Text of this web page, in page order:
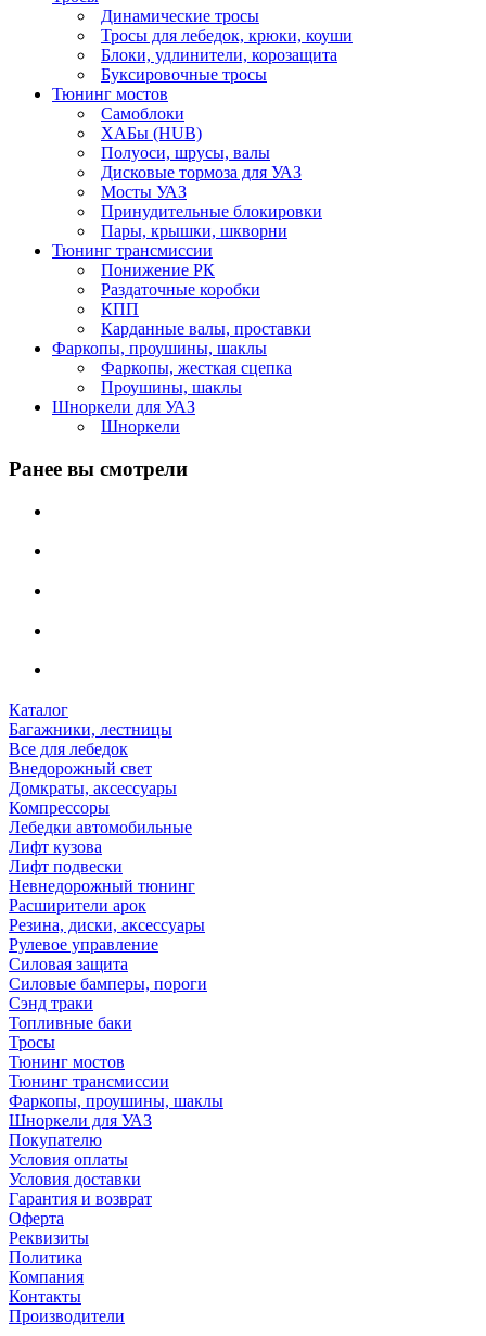
Динамические тросы
Тросы для лебедок, крюки, коуши
Блоки, удлинители, корозащита
Буксировочные тросы
Тюнинг мостов
Самоблоки
ХАБы (HUB)
Полуоси, шрусы, валы
Дисковые тормоза для УАЗ
Мосты УАЗ
Принудительные блокировки
Пары, крышки, шкворни
Тюнинг трансмиссии
Понижение РК
Раздаточные коробки
КПП
Карданные валы, проставки
Фаркопы, проушины, шаклы
Фаркопы, жесткая сцепка
Проушины, шаклы
Шноркели для УАЗ
Шноркели
Ранее вы смотрели
Каталог
Багажники, лестницы
Все для лебедок
Внедорожный свет
Домкраты, аксессуары
Компрессоры
Лебедки автомобильные
Лифт кузова
Лифт подвески
Невнедорожный тюнинг
Расширители арок
Резина, диски, аксессуары
Рулевое управление
Силовая защита
Силовые бамперы, пороги
Сэнд траки
Топливные баки
Тросы
Тюнинг мостов
Тюнинг трансмиссии
Фаркопы, проушины, шаклы
Шноркели для УАЗ
Покупателю
Условия оплаты
Условия доставки
Гарантия и возврат
Оферта
Реквизиты
Политика
Компания
Контакты
Производители